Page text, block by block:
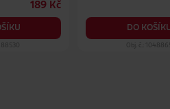
189 Kč
DO
Obj. č.: 1048865